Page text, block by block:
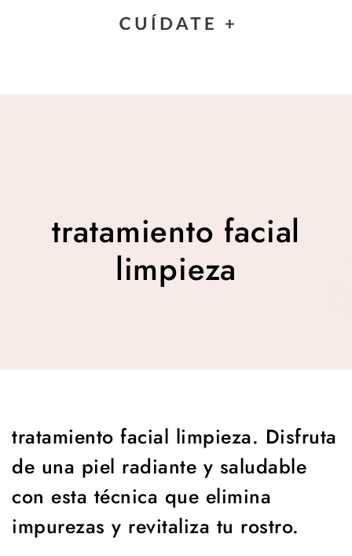
tratamiento facial
limpieza
tratamiento facial limpieza. Disfruta
de una piel radiante y saludable
con esta técnica que elimina
impurezas y revitaliza tu rostro.